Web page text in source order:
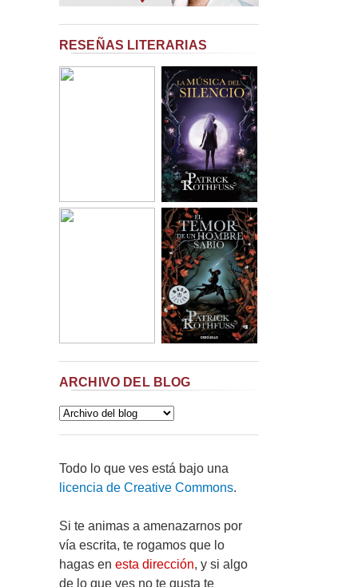
RESEÑAS LITERARIAS
ARCHIVO DEL BLOG
Todo lo que ves está bajo una
licencia de Creative Commons.
Si te animas a amenazarnos por
vía escrita, te rogamos que lo
hagas en esta dirección, y si algo
de lo que ves no te gusta te